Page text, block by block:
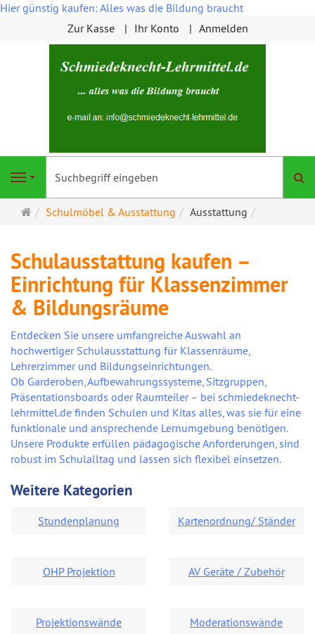
Hier günstig kaufen: Alles was die Bildung braucht
Zur Kasse
Ihr Konto Anmelden
Navigation
Startseite
Schulmöbel & Ausstattung Ausstattung
Schulausstattung kaufen –
Einrichtung für Klassenzimmer
& Bildungsräume
Entdecken Sie unsere umfangreiche Auswahl an
hochwertiger Schulausstattung für Klassenräume,
Lehrerzimmer und Bildungseinrichtungen.
Ob Garderoben, Aufbewahrungssysteme, Sitzgruppen,
Präsentationsboards oder Raumteiler – bei schmiedeknecht-
lehrmittel.de finden Schulen und Kitas alles, was sie für eine
funktionale und ansprechende Lernumgebung benötigen.
Unsere Produkte erfüllen pädagogische Anforderungen, sind
robust im Schulalltag und lassen sich flexibel einsetzen.
Weitere Kategorien
Stundenplanung Kartenordnung/ Ständer
OHP Projektion AV Geräte / Zubehör
Projektionswände Moderationswände